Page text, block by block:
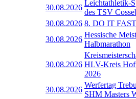
30.08.2026
Leichtathletik-
des TSV
30.08.2026 8. DO IT FAST
30.08.2026
Hessische
Halbmarathon
30.08.2026 HLV-Kreis
2026
30.08.2026
Werfertag
SHM Masters